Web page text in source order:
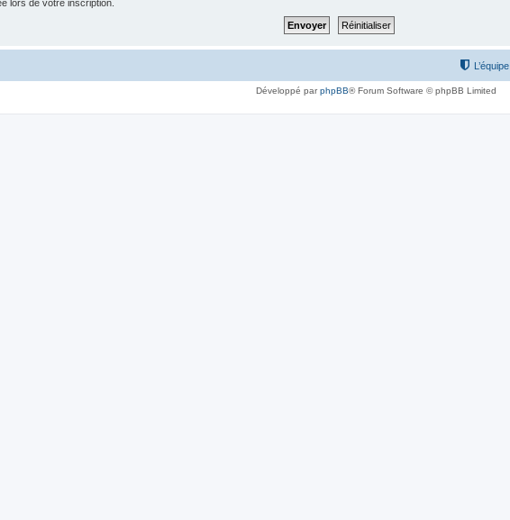
lors de votre inscription.
L’équipe
Développé parphpBB® Forum Software © phpBB Limited